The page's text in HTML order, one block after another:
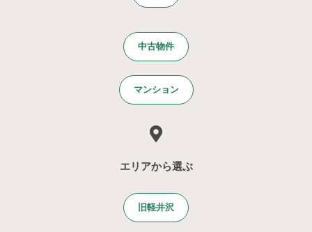
中古物件
マンション
エリアから選ぶ
旧軽井沢